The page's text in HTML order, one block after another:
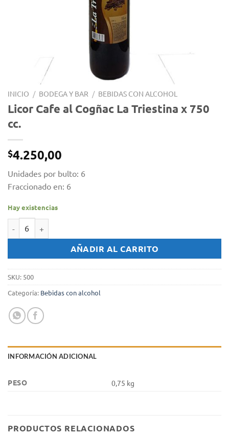
INICIO / BODEGA Y BAR / BEBIDAS CON ALCOHOL
Licor Cafe al Cogñac La Triestina x 750
cc.
$4.250,00
Unidades por bulto: 6
Fraccionado en: 6
Hay existencias
Licor Cafe al Cogñac La Triestina x 750 cc. cantidad
AÑADIR AL CARRITO
SKU: 500
Categoría: Bebidas con alcohol
INFORMACIÓN ADICIONAL
PESO 0,75 kg
PRODUCTOS RELACIONADOS